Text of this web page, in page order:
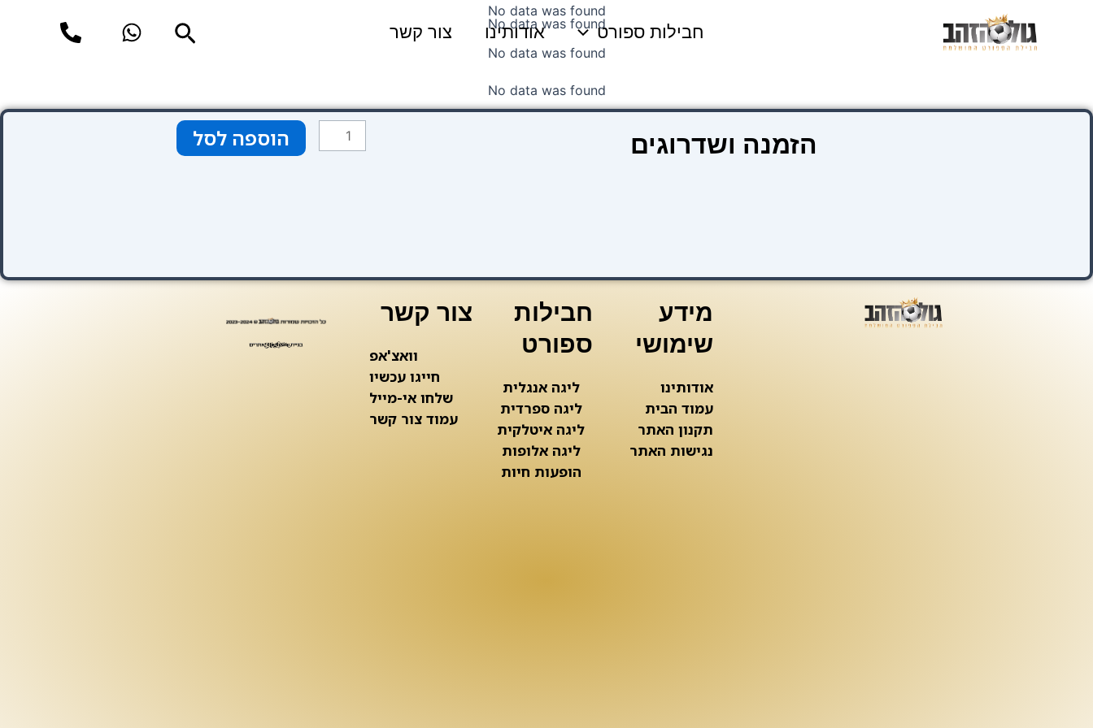
חבילות ספורט אודותינו צור קשר חיפוש
No data was found
No data was found
No data was found
No data was found
הזמנה ושדרוגים
כמות
של
הוספה לסל
מידע
שימושי
אודותינו
עמוד הבית
תקנון האתר
נגישות האתר
חבילות
ספורט
ליגה אנגלית
ליגה ספרדית
ליגה איטלקית
ליגה אלופות
הופעות חיות
צור קשר
וואצ'אפ
חייגו עכשיו
שלחו אי-מייל
עמוד צור קשר